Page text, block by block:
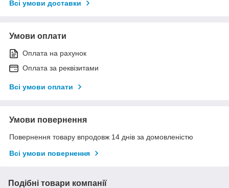
Всі умови доставки
Умови оплати
Оплата на рахунок
Оплата за реквізитами
Всі умови оплати
Умови повернення
Повернення товару впродовж 14 днів за домовленістю
Всі умови повернення
Подібні товари компанії